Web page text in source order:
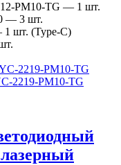
PM10-TG — 1 шт.
— 3 шт.
1 шт. (Type-C)